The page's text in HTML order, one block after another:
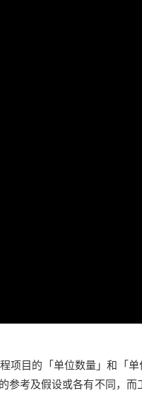
项目的「单位数量」和「
参考及假设或各有不同，